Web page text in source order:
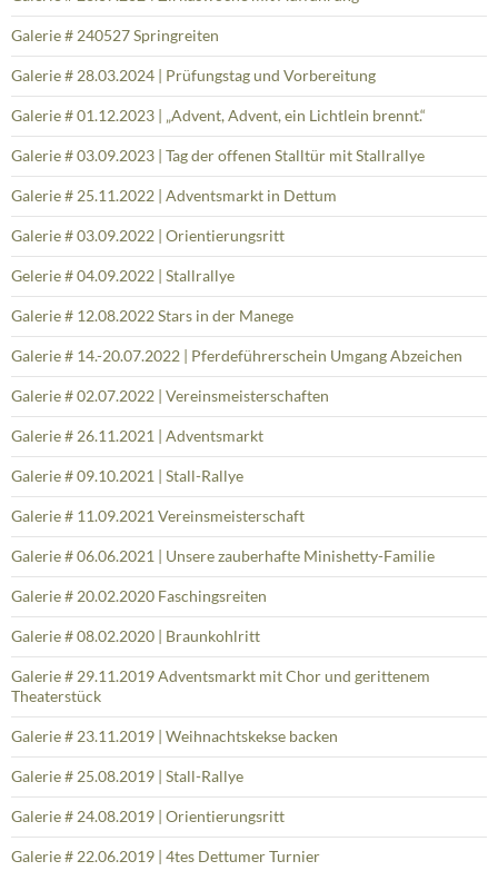
Galerie # 240527 Springreiten
Galerie # 28.03.2024 | Prüfungstag und Vorbereitung
Galerie # 01.12.2023 | „Advent, Advent, ein Lichtlein brennt.“
Galerie # 03.09.2023 | Tag der offenen Stalltür mit Stallrallye
Galerie # 25.11.2022 | Adventsmarkt in Dettum
Galerie # 03.09.2022 | Orientierungsritt
Gelerie # 04.09.2022 | Stallrallye
Galerie # 12.08.2022 Stars in der Manege
Galerie # 14.-20.07.2022 | Pferdeführerschein Umgang Abzeichen
Galerie # 02.07.2022 | Vereinsmeisterschaften
Galerie # 26.11.2021 | Adventsmarkt
Galerie # 09.10.2021 | Stall-Rallye
Galerie # 11.09.2021 Vereinsmeisterschaft
Galerie # 06.06.2021 | Unsere zauberhafte Minishetty-Familie
Galerie # 20.02.2020 Faschingsreiten
Galerie # 08.02.2020 | Braunkohlritt
Galerie # 29.11.2019 Adventsmarkt mit Chor und gerittenem
Theaterstück
Galerie # 23.11.2019 | Weihnachtskekse backen
Galerie # 25.08.2019 | Stall-Rallye
Galerie # 24.08.2019 | Orientierungsritt
Galerie # 22.06.2019 | 4tes Dettumer Turnier